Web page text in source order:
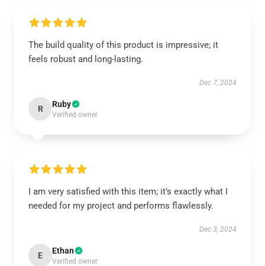
The build quality of this product is impressive; it
feels robust and long-lasting.
Dec 7, 2024
R Ruby
Verified owner
I am very satisfied with this item; it’s exactly what I
needed for my project and performs flawlessly.
Dec 3, 2024
E Ethan
Verified owner